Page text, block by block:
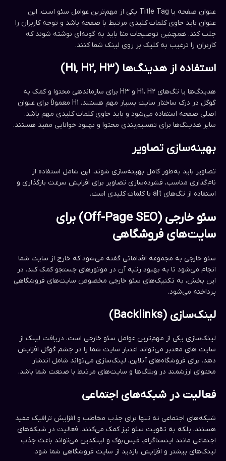
عنوان صفحه یا Title Tag یکی از مهم‌ترین عوامل سئو است. این
عنوان باید حاوی کلمات کلیدی مرتبط با صفحه باشد و توجه کاربران را
جلب کند. همچنین توضیحات متا باید به گونه‌ای نوشته شوند که
کاربران را ترغیب به کلیک بر روی لینک شما کنند.
استفاده از هدینگ‌ها (H1, H2, H3)
هدینگ‌ها یا تگ‌های H1، H2 و H3 برای سازماندهی محتوا و کمک به
گوگل در درک ساختار سایت بسیار مهم هستند. H1 معمولاً برای عنوان
اصلی صفحه استفاده می‌شود و باید حاوی کلمات کلیدی مهم باشد.
سایر هدینگ‌ها برای تقسیم‌بندی محتوا و بهبود خوانایی مفید هستند.
بهینه‌سازی تصاویر
تصاویر باید به‌طور کامل بهینه‌سازی شوند. این شامل استفاده از
نام‌گذاری مناسب، فشرده‌سازی تصاویر برای افزایش سرعت بارگذاری و
استفاده از تگ‌های alt با کلمات کلیدی است.
سئو خارجی (Off-Page SEO) برای
سایت‌های فروشگاهی
سئو خارجی به مجموعه اقداماتی گفته می‌شود که خارج از سایت شما
انجام می‌شود تا به بهبود رتبه آن در موتورهای جستجو کمک کند. در
این بخش، به تکنیک‌های سئو خارجی مخصوص سایت‌های فروشگاهی
پرداخته می‌شود.
لینک‌سازی (Backlinks)
لینک‌سازی یکی از مهم‌ترین عوامل سئو خارجی است. دریافت لینک از
سایت های معتبر می‌تواند اعتبار سایت شما را در چشم گوگل افزایش
دهد. برای فروشگاه‌های آنلاین، لینک‌سازی می‌تواند شامل انتشار
محتوای ارزشمند در وبلاگ‌ها و سایت‌های مرتبط با صنعت شما باشد.
فعالیت در شبکه‌های اجتماعی
شبکه‌های اجتماعی نه تنها برای جذب مخاطب و افزایش ترافیک مفید
هستند، بلکه به تقویت سئو نیز کمک می‌کنند. فعالیت در شبکه‌های
اجتماعی مانند اینستاگرام، فیس‌بوک و لینکدین می‌تواند باعث جذب
لینک‌های بیشتر و افزایش بازدید از سایت فروشگاهی شما شود.